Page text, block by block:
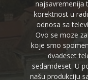
najsavremenija
korektnost u
odnosa sa
Ovo se moze
koje smo
dvadeset
sedamdeset. U
našu produkciju